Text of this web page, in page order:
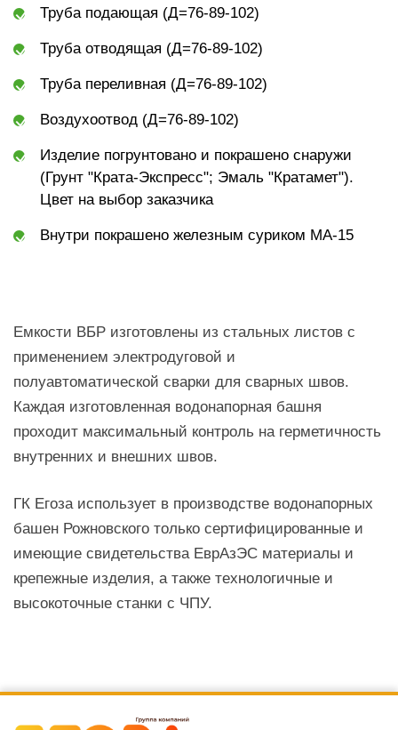
Труба подающая (Д=76-89-102)
Труба отводящая (Д=76-89-102)
Труба переливная (Д=76-89-102)
Воздухоотвод (Д=76-89-102)
Изделие погрунтовано и покрашено снаружи
(Грунт "Крата-Экспресс"; Эмаль "Кратамет").
Цвет на выбор заказчика
Внутри покрашено железным суриком МА-15
Емкости ВБР изготовлены из стальных листов с
применением электродуговой и
полуавтоматической сварки для сварных швов.
Каждая изготовленная водонапорная башня
проходит максимальный контроль на герметичность
внутренних и внешних швов.
ГК Егоза использует в производстве водонапорных
башен Рожновского только сертифицированные и
имеющие свидетельства ЕврАзЭС материалы и
крепежные изделия, а также технологичные и
высокоточные станки с ЧПУ.